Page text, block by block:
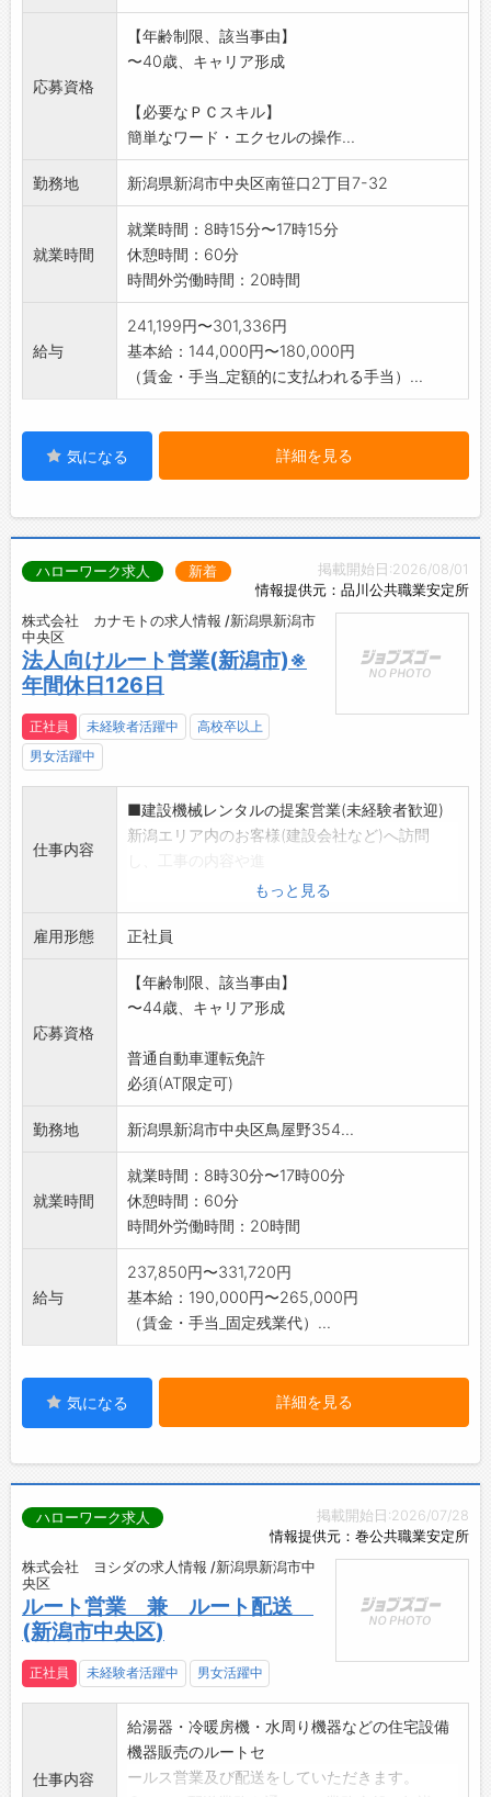
員の指導のもと営業活動をし、いずれはお客様
に提案するような営
業をしていただきます。
*当社は、長く勤めている社員が多いです。
*病気や怪我で休業した場合の保険制度も完備し
てます。
*業務上車を使用する機会:有(社有車使用)
応募資格
【年齢制限、該当事由】
〜40歳、キャリア形成
【必要なＰＣスキル】
簡単なワード・エクセルの操作...
勤務地 新潟県新潟市中央区南笹口2丁目7-32
就業時間
就業時間：8時15分〜17時15分
休憩時間：60分
時間外労働時間：20時間
給与
241,199円〜301,336円
基本給：144,000円〜180,000円
（賃金・手当_定額的に支払われる手当）...
気になる 詳細を見る
掲載開始日:2026/08/01
情報提供元：品川公共職業安定所
ハローワーク求人 新着
株式会社 カナモトの求人情報 /新潟県新潟市
中央区
法人向けルート営業(新潟市)※
年間休日126日
正社員 未経験者活躍中
高校卒以上
男女活躍中
仕事内容
■建設機械レンタルの提案営業(未経験者歓迎)
新潟エリア内のお客様(建設会社など)へ訪問
捗をヒアリング、その内容に応じた商材の提案
を行います。
※商品知識は入社後にお教えしますので、ご安
心ください。
※歩合制度なし
※移動時には社有車使用
※使用するパソコンは会社貸与
変更範囲:変更無し
もっと見る
雇用形態 正社員
応募資格
【年齢制限、該当事由】
〜44歳、キャリア形成
普通自動車運転免許
必須(AT限定可)
勤務地 新潟県新潟市中央区鳥屋野354...
就業時間
就業時間：8時30分〜17時00分
休憩時間：60分
時間外労働時間：20時間
給与
237,850円〜331,720円
基本給：190,000円〜265,000円
（賃金・手当_固定残業代）...
気になる 詳細を見る
掲載開始日:2026/07/28
情報提供元：巻公共職業安定所
ハローワーク求人
株式会社 ヨシダの求人情報 /新潟県新潟市中
央区
ルート営業 兼 ルート配送
(新潟市中央区)
正社員 未経験者活躍中 男女活躍中
仕事内容
給湯器・冷暖房機・水周り機器などの住宅設備
機器販売のルートセ
ールス営業及び配送をしていただきます。